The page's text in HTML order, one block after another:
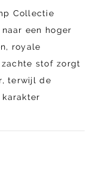
Collectie
een hoger
royale
stof zorgt
terwijl de
een